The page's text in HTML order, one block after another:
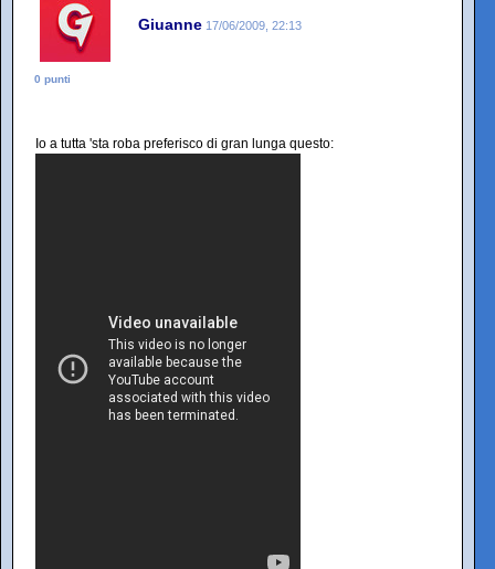
Giuanne 17/06/2009, 22:13
0 punti
Io a tutta 'sta roba preferisco di gran lunga questo: